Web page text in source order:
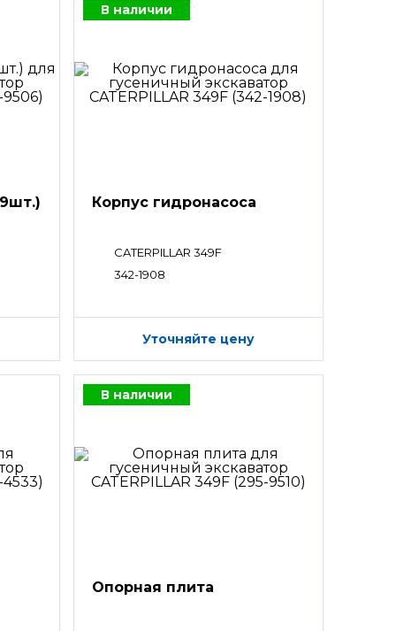
В наличии
Корпус гидронасоса
CATERPILLAR 349F
342-1908
Уточняйте цену
В наличии
Опорная плита